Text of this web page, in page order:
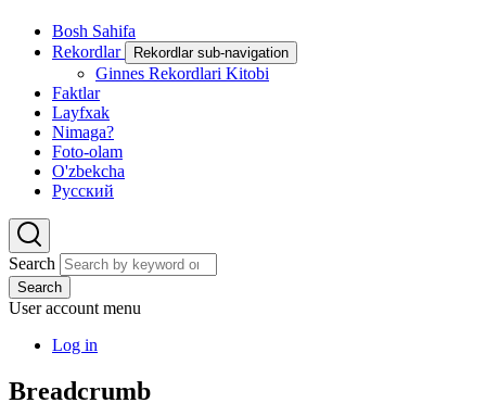
Bosh Sahifa
Rekordlar
Rekordlar sub-navigation
Ginnes Rekordlari Kitobi
Faktlar
Layfxak
Nimaga?
Foto-olam
O'zbekcha
Русский
Search
Search
User account menu
Log in
Breadcrumb